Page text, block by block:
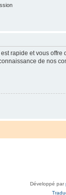
rapide et vous
de nos
Développé par